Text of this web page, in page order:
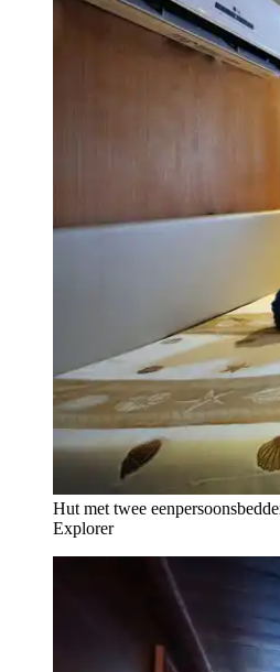
Hut met twee
Explorer